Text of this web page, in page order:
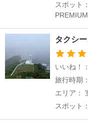
スポット
タクシ
いいね！
旅行時期
エリア：
スポット